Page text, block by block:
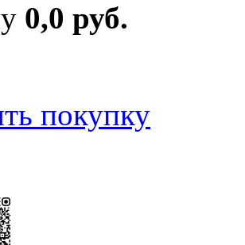
0,0 руб.
покупку